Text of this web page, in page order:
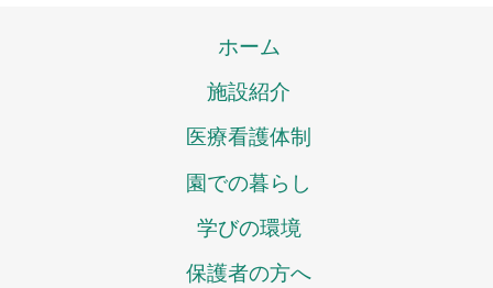
ホーム
施設紹介
医療看護体制
園での暮らし
学びの環境
保護者の方へ